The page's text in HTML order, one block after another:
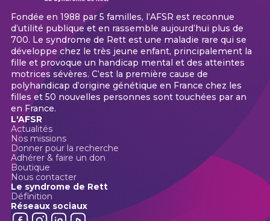
Fondée en 1988 par 5 familles, l’AFSR est reconnue
d’utilité publique et en rassemble aujourd’hui plus de
700. Le syndrome de Rett est une maladie rare qui se
développe chez le très jeune enfant, principalement la
fille et provoque un handicap mental et des atteintes
motrices sévères. C’est la première cause de
polyhandicap d’origine génétique en France chez les
filles et 50 nouvelles personnes sont touchées par an
en France.
L'AFSR
Actualités
Nos missions
Donner pour la recherche
Adhérer & faire un don
Boutique
Nous contacter
Le syndrome de Rett
Définition
Réseaux sociaux